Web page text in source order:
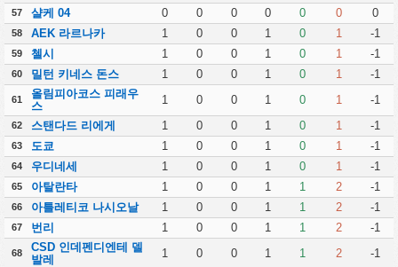
57 샬케 04 0 0 0 0 0 0 0
58 AEK 라르나카 1 0 0 1 0 1 -1
59 첼시 1 0 0 1 0 1 -1
60 밀턴 키네스 돈스 1 0 0 1 0 1 -1
61
올림피아코스 피래우
스
1 0 0 1 0 1 -1
62 스탠다드 리에게 1 0 0 1 0 1 -1
63 도쿄 1 0 0 1 0 1 -1
64 우디네세 1 0 0 1 0 1 -1
65 아탈란타 1 0 0 1 1 2 -1
66 아틀레티코 나시오날 1 0 0 1 1 2 -1
67 번리 1 0 0 1 1 2 -1
68
CSD 인데펜디엔테 델
발레
1 0 0 1 1 2 -1